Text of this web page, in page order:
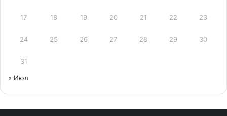
17 18 19 20 21 22 23
24 25 26 27 28 29 30
31
« Июл